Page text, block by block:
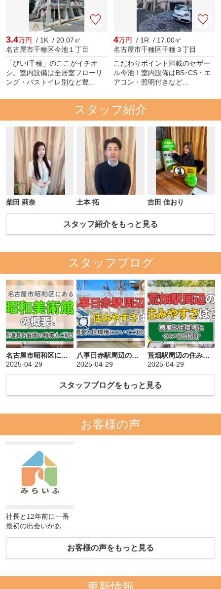
3.4万円
/ 1K / 20.07㎡
名古屋市千種区今池１丁目
「びいI千種」のここがイチオ
シ。室内設備は全居室フローリ
ング・バストイレ別など豊...
4万円
/ 1R / 17.00㎡
名古屋市千種区千種３丁目
こだわりポイント満載のセザー
ル今池！室内設備はBS･CS・エ
アコン・照明付きなど...
スタッフ紹介
柴田 莉奈 土本 拓 吉田 佳おり
スタッフ紹介をもっと見る
スタッフブログ
名古屋市昭和区にある「昭和美術館」の概要！茶道具や庭園の特徴もご紹介
2025-04-29
八事日赤駅周辺の住みやすさは？概要と住環境についてご紹介
2025-04-29
荒畑駅周辺の住みやすさは？概要と住環境についてご紹介
2025-04-29
スタッフブログをもっと見る
お客様の声
社長と12年前に一番
最初の出会いがあ
当たり彼の名前を検お客様の声をもっと見る